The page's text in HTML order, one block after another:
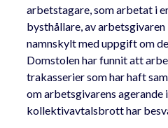
arbetstagare, som arbetat i
bysthållare, av
namnskylt med uppgift om
Domstolen har funnit att
trakasserier som har haft
om arbetsgivarens agerande
kollektivavtalsbrott har